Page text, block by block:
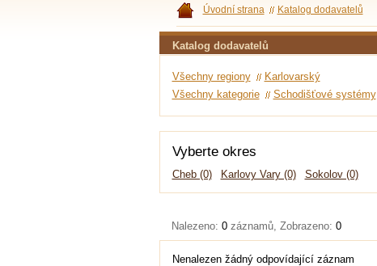
Úvodní strana Katalog dodavatelů
Katalog dodavatelů
Všechny regiony
Karlovarský
Všechny kategorie
Schodišťové systémy
Vyberte okres
Cheb (0) Karlovy Vary (0) Sokolov (0)
Nalezeno: 0 záznamů, Zobrazeno: 0
Nenalezen žádný odpovídající záznam